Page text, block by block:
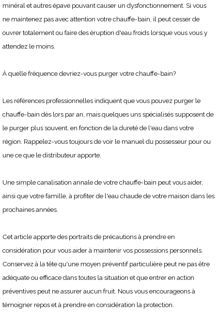
minéral et autres épave pouvant causer un dysfonctionnement. Si vous
ne maintenez pas avec attention votre chauffe-bain, il peut cesser de
ouvrer totalement ou faire des éruption d'eau froids lorsque vous vous y
attendez le moins.
À quelle fréquence devriez-vous purger votre chauffe-bain?
Les références professionnelles indiquent que vous pouvez purger le
chauffe-bain dès lors par an, mais quelques uns spécialisés supposent de
le purger plus souvent, en fonction de la dureté de l'eau dans votre
région. Rappelez-vous toujours de voir le manuel du possesseur pour ou
une ce que le distributeur apporte.
Une simple canalisation annale de votre chauffe-bain peut vous aider,
ainsi que votre famille, à profiter de l'eau chaude de votre maison dans les
prochaines années.
Cet article apporte des portraits de précautions à prendre en
considération pour vous aider à maintenir vos possessions personnels.
Conservez à la tête qu'une moyen préventif particulière peut ne pas être
adéquate ou efficace dans toutes la situation et que entrer en action
préventives peut ne assurer aucun fruit. Nous vous encourageons à
témoigner repos et à prendre en considération la protection.